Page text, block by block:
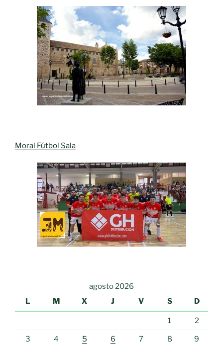
Moral Fútbol Sala
agosto 2026
L
M X J V S D
1 2
3 4 5 6 7 8 9